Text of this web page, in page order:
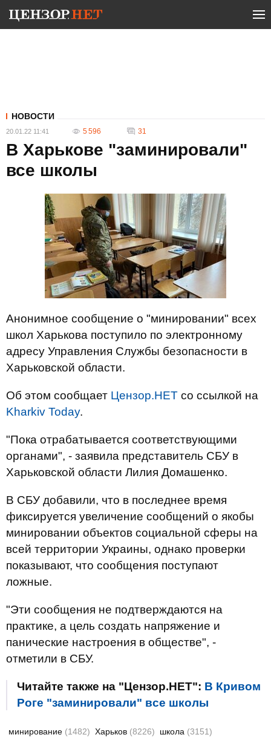
НОВОСТИ
20.01.22 11:41 5 596 31
В Харькове "заминировали"
все школы
Анонимное сообщение о "минировании" всех
школ Харькова поступило по электронному
адресу Управления Службы безопасности в
Харьковской области.
Об этом сообщает Цензор.НЕТ со ссылкой на
Kharkiv Today.
"Пока отрабатывается соответствующими
органами", - заявила представитель СБУ в
Харьковской области Лилия Домашенко.
В СБУ добавили, что в последнее время
фиксируется увеличение сообщений о якобы
минировании объектов социальной сферы на
всей территории Украины, однако проверки
показывают, что сообщения поступают
ложные.
"Эти сообщения не подтверждаются на
практике, а цель создать напряжение и
панические настроения в обществе", -
отметили в СБУ.
Читайте также на "Цензор.НЕТ": В Кривом
Роге "заминировали" все школы
минирование (1482) Харьков (8226) школа (3151)